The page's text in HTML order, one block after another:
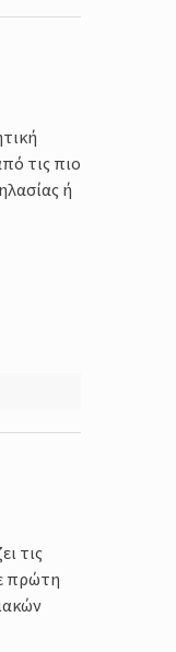
τις πιο
ή
τις
πρώτη